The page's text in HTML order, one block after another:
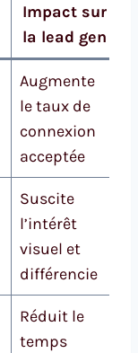
Impact sur
la lead gen
Augmente
le taux de
connexion
acceptée
Suscite
l’intérêt
visuel et
différencie
Réduit le
temps